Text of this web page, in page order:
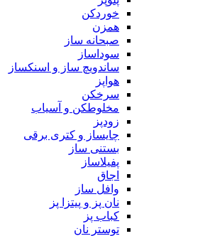
خوردکن
همزن
صبحانه ساز
سوداساز
ساندویچ ساز و اسنکساز
هواپز
سرخکن
مخلوطکن و آسیاب
زودپز
چایساز و کتری برقی
بستنی ساز
پفیلاساز
اجاق
وافل ساز
نان پز و پیتزا پز
کباب پز
توستر نان